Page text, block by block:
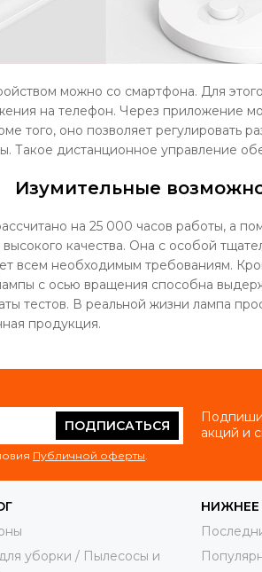
можно со смартфона. Для
на телефон. Через приложение
того, оно позволяет регулировать
Такое дистанционное управление
Изумительные
на 25 000 часов работы, а
качества. Она с особой
всем необходимым требованиям.
с осью вращения способна
тестов. В реальной жизни лампа
продукция.
ПОДПИСАТЬСЯ
Публичной оферты.
акций и
уборки / Пылесосы и